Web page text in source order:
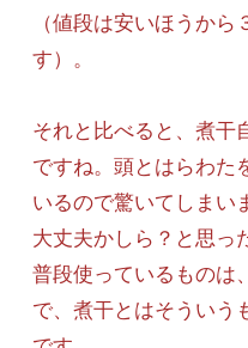
（値段は安いほうか
す）。
それと比べると、煮干
ですね。頭とはらわた
いるので驚いてしまい
大丈夫かしら？と思っ
普段使っているものは
で、煮干とはそういう